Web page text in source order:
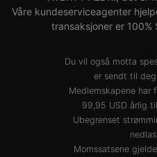
Våre kundeserviceagenter
transaksjoner er 100%
Du vil også motta
er sendt til deg
Medlemskapene har
99,95 USD årlig
Ubegrenset
Momssatsene